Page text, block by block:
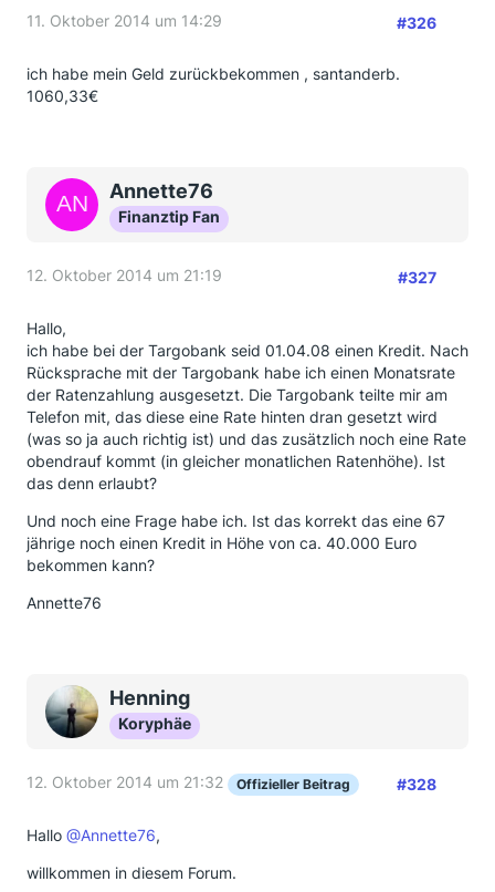
11. Oktober 2014 um 14:29 #326
ich habe mein Geld zurückbekommen , santanderb.
1060,33€
Annette76
Finanztip Fan
12. Oktober 2014 um 21:19 #327
Hallo,
ich habe bei der Targobank seid 01.04.08 einen Kredit. Nach
Rücksprache mit der Targobank habe ich einen Monatsrate
der Ratenzahlung ausgesetzt. Die Targobank teilte mir am
Telefon mit, das diese eine Rate hinten dran gesetzt wird
(was so ja auch richtig ist) und das zusätzlich noch eine Rate
obendrauf kommt (in gleicher monatlichen Ratenhöhe). Ist
das denn erlaubt?
Und noch eine Frage habe ich. Ist das korrekt das eine 67
jährige noch einen Kredit in Höhe von ca. 40.000 Euro
bekommen kann?
Annette76
Henning
Koryphäe
12. Oktober 2014 um 21:32 Offizieller Beitrag #328
Hallo @Annette76,
willkommen in diesem Forum.